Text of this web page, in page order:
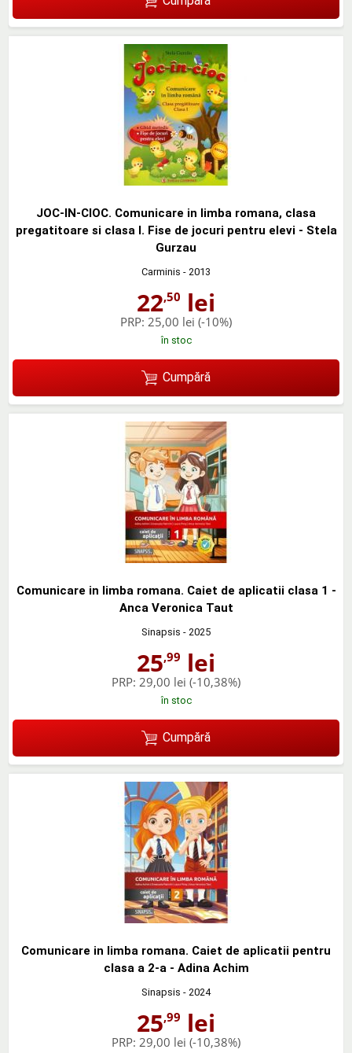
JOC-IN-CIOC. Comunicare in limba romana, clasa
pregatitoare si clasa I. Fise de jocuri pentru elevi - Stela
Gurzau
Carminis - 2013
22,50 lei
PRP: 25,00 lei (-10%)
în stoc
Cumpără
Comunicare in limba romana. Caiet de aplicatii clasa 1 -
Anca Veronica Taut
Sinapsis - 2025
25,99 lei
PRP: 29,00 lei (-10,38%)
în stoc
Cumpără
Comunicare in limba romana. Caiet de aplicatii pentru
clasa a 2-a - Adina Achim
Sinapsis - 2024
25,99 lei
PRP: 29,00 lei (-10,38%)